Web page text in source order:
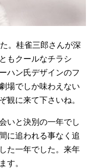
。桂雀三郎さんが深
もクールなチラシ
ハン氏デザインのフ
場でしか味わえない
観に来て下さいね。
いと決別の一年でし
に追われる事なく追
た一年でした。来年
す。